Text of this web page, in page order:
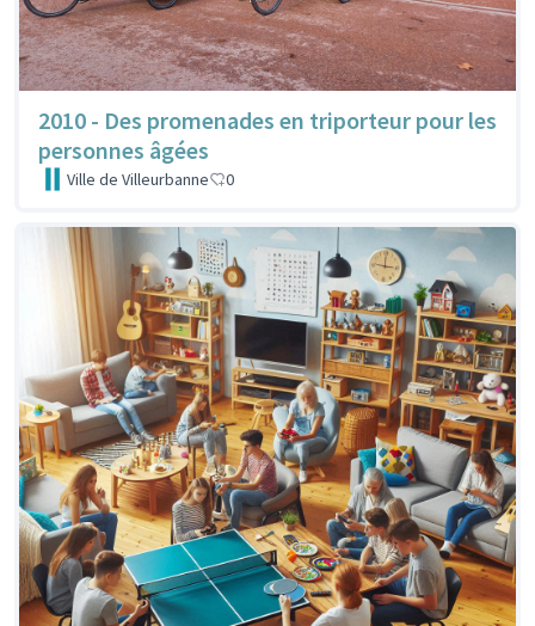
2010 - Des promenades en triporteur pour les
personnes âgées
Ville de Villeurbanne 0